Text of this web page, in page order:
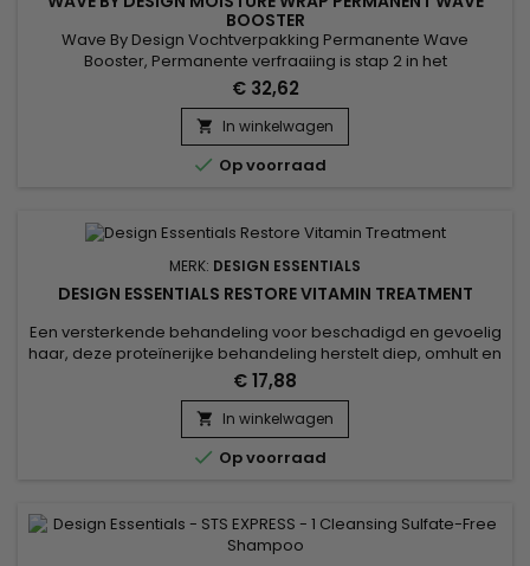
BOOSTER
Wave By Design Vochtverpakking Permanente Wave
Booster, Permanente verfraaiing is stap 2 in het
permanentsysteem voor haar.&nbsp; Ontworpen om de
bruggen te verzachten en de nodige slip te bieden om het
gewenste type krul te verkrijgen. &nbsp;Wave By Design
Moisture Wrap Permanente Wave Booster geeft definitie
zonder al te veel agressie of uitdrogen...
€ 32,62
 In winkelwagen
 Op voorraad
MERK: DESIGN ESSENTIALS
DESIGN ESSENTIALS RESTORE VITAMIN TREATMENT
Een versterkende behandeling voor beschadigd en gevoelig
haar, deze proteïnerijke behandeling herstelt diep, omhult en
stopt breuk.&nbsp; Met de kracht van tarweproteïne vult
Design Essentials Restore Vitamin Treatment scheurtjes in de
schubbenlaag om de interne structuur van het haar te
versterken en breuk en gespleten haarpunten te
verminderen.&nbsp;...
€ 17,88
 In winkelwagen
 Op voorraad